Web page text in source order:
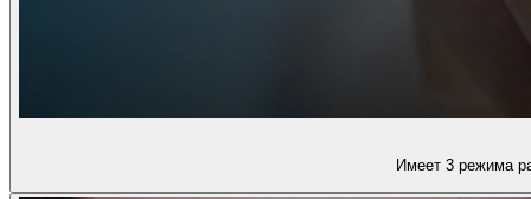
Имеет 3 режима